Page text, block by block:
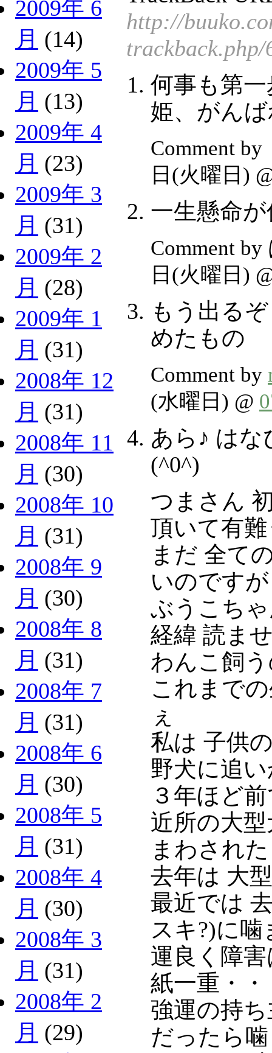
2009年 6
月 (14)
2009年 5
月 (13)
2009年 4
月 (23)
2009年 3
月 (31)
2009年 2
月 (28)
2009年 1
月 (31)
2008年 12
月 (31)
2008年 11
月 (30)
2008年 10
月 (31)
2008年 9
月 (30)
2008年 8
月 (31)
2008年 7
月 (31)
2008年 6
月 (30)
2008年 5
月 (31)
2008年 4
月 (30)
2008年 3
月 (31)
2008年 2
月 (29)
http://
trackback.php/
何事も第
姫、がん
Comment
日(火曜日)
一生懸命
Comment
日(火曜日)
もう出る
めたもの
Comment by
(水曜日) @
あら♪ はな
(^0^)
つまさん
頂いて有
まだ 全て
いのですが
ぶうこち
経緯 読ま
わんこ飼
これまで
ぇ
私は 子供
野犬に追
３年ほど
近所の大
まわされ
去年は 大
最近では
スキ?)に
運良く障
紙一重・・
強運の持
だったら